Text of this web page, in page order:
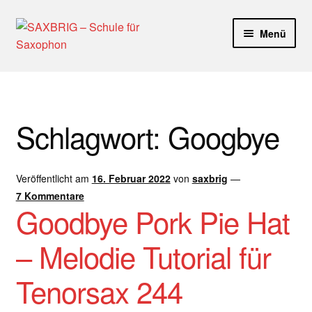
Zur
Navigation
Zum
Inhalt
Menü
Aktuelle Blog Artikel
ANMELDUNG
Dankeschön – Impro Basic Downloads (Youtube)
Datenschutz
Disclaimer
Schlagwort: Googbye
Veröffentlicht am 16. Februar 2022 von saxbrig —
7 Kommentare
Goodbye Pork Pie Hat
– Melodie Tutorial für
Tenorsax 244